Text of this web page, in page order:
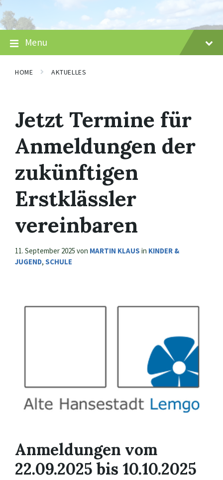
Skip
to
content
Skip
to
main
navigation
Skip
to
footer
Menu
HOME AKTUELLES
Jetzt Termine für
Anmeldungen der
zukünftigen
Erstklässler
vereinbaren
11. September 2025 von MARTIN KLAUS in KINDER &
JUGEND, SCHULE
Anmeldungen vom
22.09.2025 bis 10.10.2025